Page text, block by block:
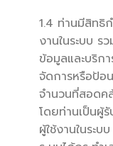
1.4 ท่านมีสิทธิ
งานในระบบ ร
ข้อมูลและบริก
จัดการหรือป้อ
จำนวนที่สอดค
โดยท่านเป็นผู้
ผู้ใช้งานในระ